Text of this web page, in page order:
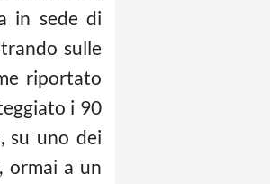
in sede di
sulle
riportato
i 90
su uno dei
, ormai a un